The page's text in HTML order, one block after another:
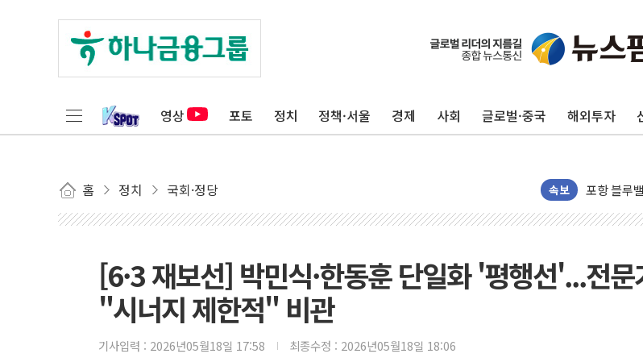
영상 포토 정치 정책·서울 경제 사회 글로벌·중국 해외투자
홈 정치 국회·정당 속보
125mm 폭
상주 낙
[종합] 김
인천서 말
[6·3 재보선] 박민식·한동훈 단일화 '평행선'...전문
"시너지 제한적" 비관
기사입력 : 2026년05월18일 17:58 최종수정 : 2026년05월18일 18:06